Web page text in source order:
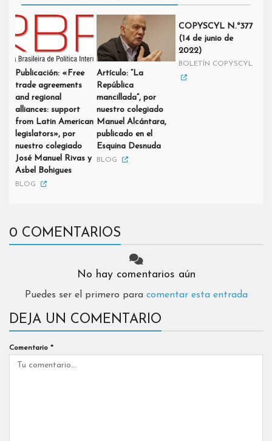
Publicación: «Free
trade agreements
and regional
alliances: support
from Latin American
legislators», por
nuestro colegiado
José Manuel Rivas y
Asbel Bohigues
BLOG
Artículo: “La
República
mancillada”, por
nuestro colegiado
Manuel Alcántara,
publicado en el
Esquina Desnuda
BLOG
COPYSCYL N.º377
(14 de junio de
2022)
BOLETÍN COPYSCYL
0 COMENTARIOS
No hay comentarios aún
Puedes ser el primero para comentar esta entrada
DEJA UN COMENTARIO
Comentario *